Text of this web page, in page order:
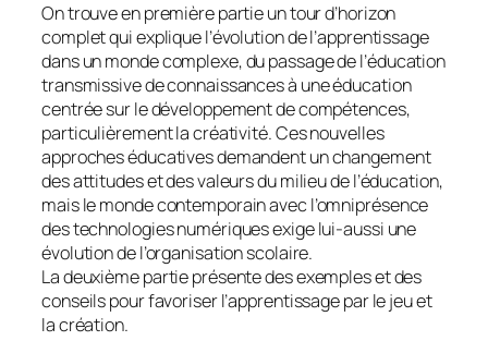
On trouve en première partie un tour d’horizon
complet qui explique l’évolution de l’apprentissage
dans un monde complexe, du passage de l’éducation
transmissive de connaissances à une éducation
centrée sur le développement de compétences,
particulièrement la créativité. Ces nouvelles
approches éducatives demandent un changement
des attitudes et des valeurs du milieu de l’éducation,
mais le monde contemporain avec l’omniprésence
des technologies numériques exige lui-aussi une
évolution de l’organisation scolaire.
La deuxième partie présente des exemples et des
conseils pour favoriser l’apprentissage par le jeu et
la création.